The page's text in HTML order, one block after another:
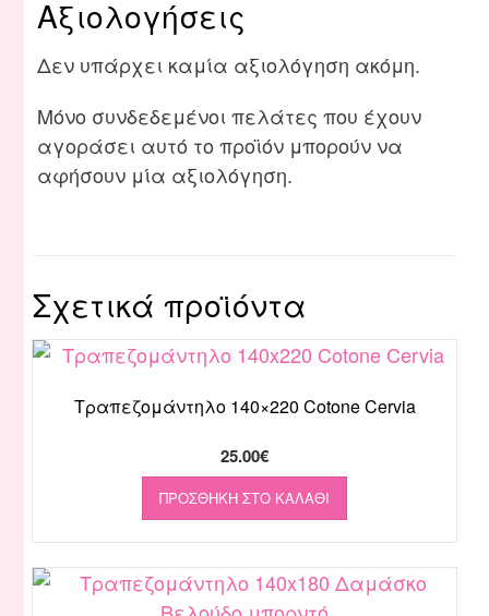
Αξιολογήσεις
Δεν υπάρχει καμία αξιολόγηση ακόμη.
Μόνο συνδεδεμένοι πελάτες που έχουν
αγοράσει αυτό το προϊόν μπορούν να
αφήσουν μία αξιολόγηση.
Σχετικά προϊόντα
Τραπεζομάντηλο 140×220 Cotone Cervia
25.00€
ΠΡΟΣΘΉΚΗ ΣΤΟ ΚΑΛΆΘΙ